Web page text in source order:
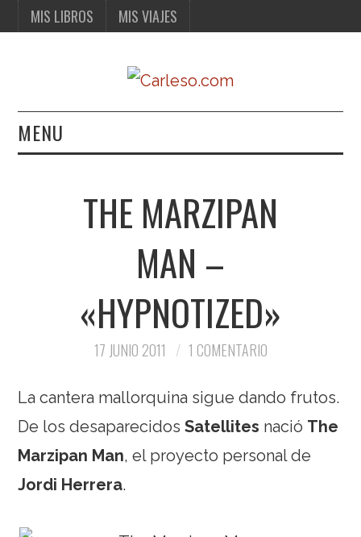
MIS LIBROS MIS VIAJES
MENU
MIS VIAJESTHE MARZIPAN
MAN –
«HYPNOTIZED»
17 JUNIO 2011 1 COMENTARIO
La cantera mallorquina sigue dando frutos.
De los desaparecidosSatellites nació The
Marzipan Man, el proyecto personal de
Jordi Herrera.